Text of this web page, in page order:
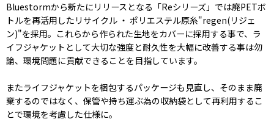
Bluestormから新たにリリースとなる「Reシリーズ」では廃PETボ
トルを再活用したリサイクル ・ ポリエステル原糸"regen(リジェ
ン)"を採用。これらから作られた生地をカバーに採用する事で、ラ
イフジャケットとして大切な強度と耐久性を大幅に改善する事は勿
論、環境問題に貢献できることを目指しています。
またライフジャケットを梱包するパッケージも見直し、そのまま廃
棄するのではなく、保管や持ち運ぶ為の収納袋として再利用するこ
とで環境を考慮した仕様に。